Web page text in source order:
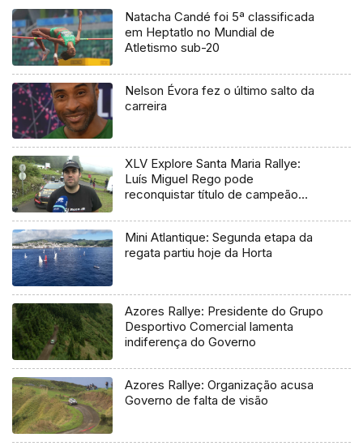
Natacha Candé foi 5ª classificada
em Heptatlo no Mundial de
Atletismo sub-20
Nelson Évora fez o último salto da
carreira
XLV Explore Santa Maria Rallye:
Luís Miguel Rego pode
reconquistar título de campeão
Mini Atlantique: Segunda etapa da
regata partiu hoje da Horta
Azores Rallye: Presidente do Grupo
Desportivo Comercial lamenta
indiferença do Governo
Azores Rallye: Organização acusa
Governo de falta de visão